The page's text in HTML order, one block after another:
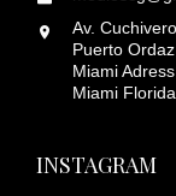
Av.
Puerto
Miami
Miami
INSTAGRAM